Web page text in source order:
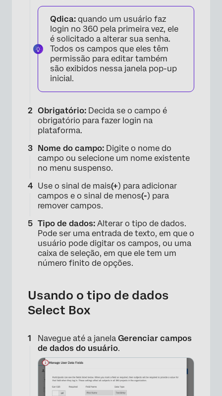
Qdica: quando um usuário faz
login no 360 pela primeira vez, ele
é solicitado a alterar sua senha.
Todos os campos que eles têm
permissão para editar também
são exibidos nessa janela pop-up
inicial.
Obrigatório: Decida se o campo é
obrigatório para fazer login na
plataforma.
Nome do campo: Digite o nome do
campo ou selecione um nome existente
no menu suspenso.
Use o sinal de mais(+) para adicionar
campos e o sinal de menos(-) para
remover campos.
Tipo de dados: Alterar o tipo de dados.
Pode ser uma entrada de texto, em que o
usuário pode digitar os campos, ou uma
caixa de seleção, em que ele tem um
número finito de opções.
Usando o tipo de dados
Select Box
Navegue até a janela Gerenciar campos
de dados do usuário.